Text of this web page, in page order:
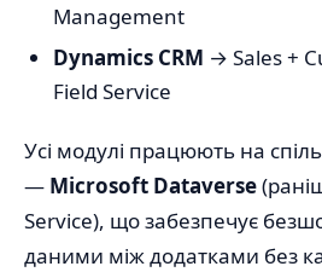
Management
Dynamics CRM → Sales +
Field Service
Усі модулі працюють на
— Microsoft Dataverse
Service), що забезпечує
даними між додатками без